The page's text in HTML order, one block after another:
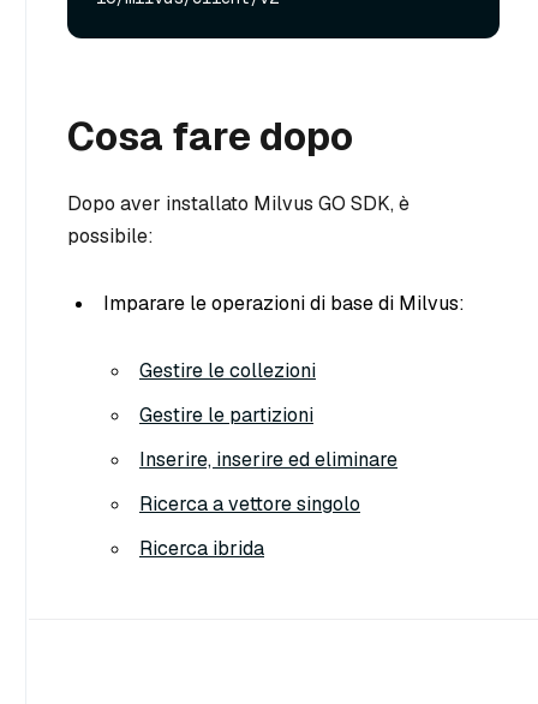
Cosa fare dopo
Dopo aver installato Milvus GO SDK, è
possibile:
Imparare le operazioni di base di Milvus:
Gestire le collezioni
Gestire le partizioni
Inserire, inserire ed eliminare
Ricerca a vettore singolo
Ricerca ibrida